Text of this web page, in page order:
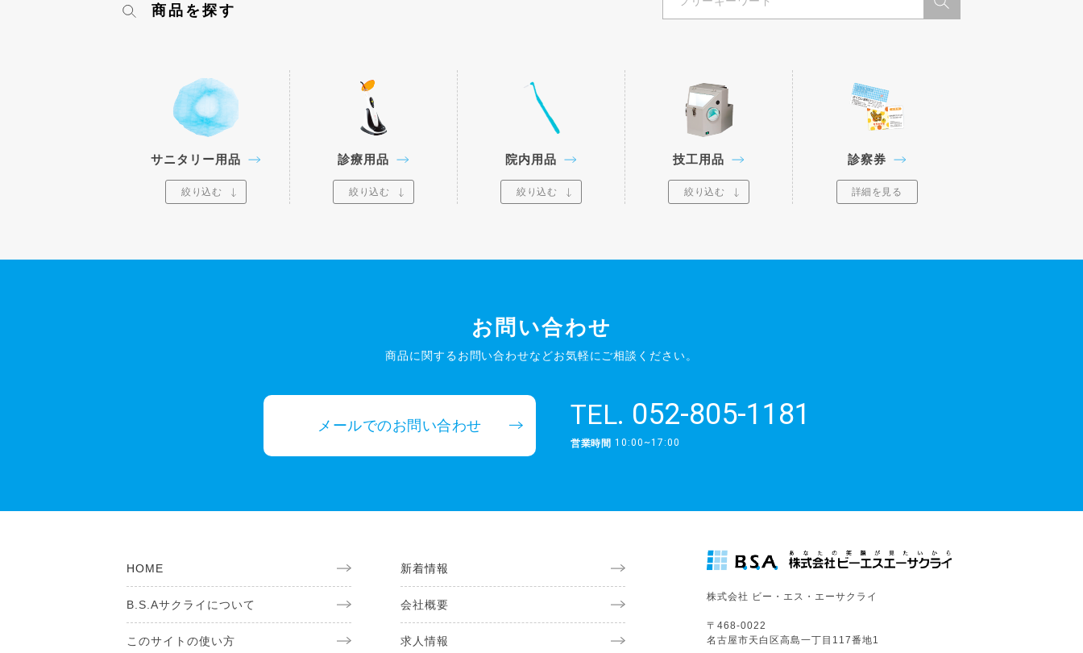
商品を探す
サニタリー用品
絞り込む
診療用品
絞り込む
院内用品
絞り込む
技工用品
絞り込む
診察券
詳細を見る
お問い合わせ
商品に関するお問い合わせなどお気軽にご相談ください。
メールでのお問い合わせ TEL. 052-805-1181
営業時間 10:00~17:00
HOME
B.S.Aサクライについて
このサイトの使い方
新着情報
会社概要
求人情報
株式会社 ビー・エス・エーサクライ
〒468-0022
名古屋市天白区高島一丁目117番地1